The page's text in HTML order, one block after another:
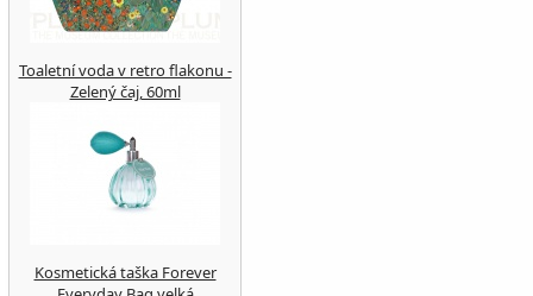
Toaletní voda v retro flakonu -
Zelený čaj, 60ml
Kosmetická taška Forever